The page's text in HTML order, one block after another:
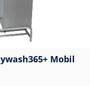
Mobil